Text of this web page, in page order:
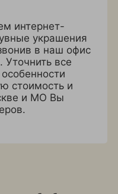
интернет-
украшения
в наш офис
Уточнить все
стоимость и
и МО Вы